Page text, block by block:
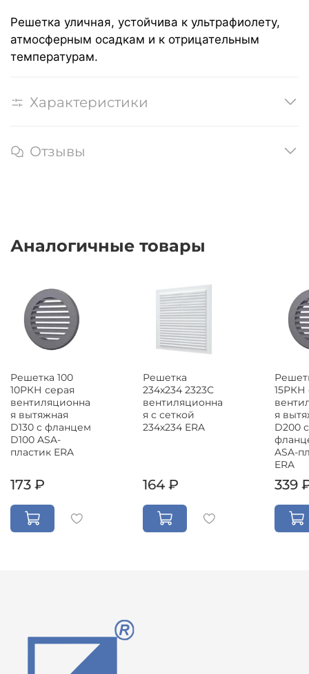
Решетка уличная, устойчива к ультрафиолету,
атмосферным осадкам и к отрицательным
температурам.
Характеристики
Отзывы
Аналогичные товары
Решетка 100
10РКН серая
вентиляционна
я вытяжная
D130 с фланцем
D100 ASA-
пластик ERA
173 ₽
Решетка
234x234 2323С
вентиляционна
я с сеткой
234х234 ERA
164 ₽
15РКН
я
D200 с
ASA-
ERA
339